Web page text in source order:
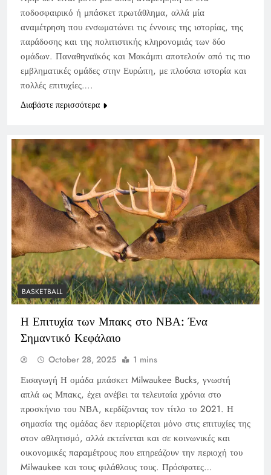
ποδοσφαιρικό ή μπάσκετ πρωτάθλημα, αλλά μία
αναμέτρηση που ενσωματώνει τις έννοιες της ιστορίας, της
παράδοσης και της πολιτιστικής κληρονομιάς των δύο
ομάδων. Παναθηναϊκός και Μακάμπι αποτελούν από τις πιο
εμβληματικές ομάδες στην Ευρώπη, με πλούσια ιστορία και
πολλές επιτυχίες….
Διαβάστε περισσότερα
BASKETBALL
Η Επιτυχία των Μπακς στο ΝΒΑ: Ένα
Σημαντικό Κεφάλαιο
October 28, 2025 1 mins
Εισαγωγή Η ομάδα μπάσκετ Milwaukee Bucks, γνωστή
απλά ως Μπακς, έχει ανέβει τα τελευταία χρόνια στο
προσκήνιο του ΝΒΑ, κερδίζοντας τον τίτλο το 2021. Η
σημασία της ομάδας δεν περιορίζεται μόνο στις επιτυχίες της
στον αθλητισμό, αλλά εκτείνεται και σε κοινωνικές και
οικονομικές παραμέτρους που επηρεάζουν την περιοχή του
Milwaukee και τους φιλάθλους τους. Πρόσφατες…